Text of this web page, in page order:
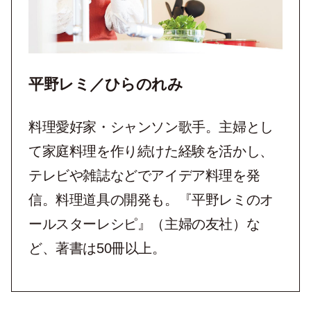
平野レミ／ひらのれみ
料理愛好家・シャンソン歌手。主婦とし
て家庭料理を作り続けた経験を活かし、
テレビや雑誌などでアイデア料理を発
信。料理道具の開発も。『平野レミのオ
ールスターレシピ』（主婦の友社）な
ど、著書は50冊以上。